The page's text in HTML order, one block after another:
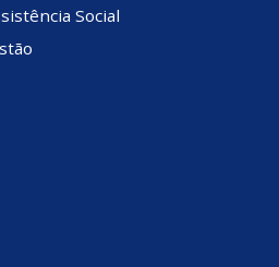
Social